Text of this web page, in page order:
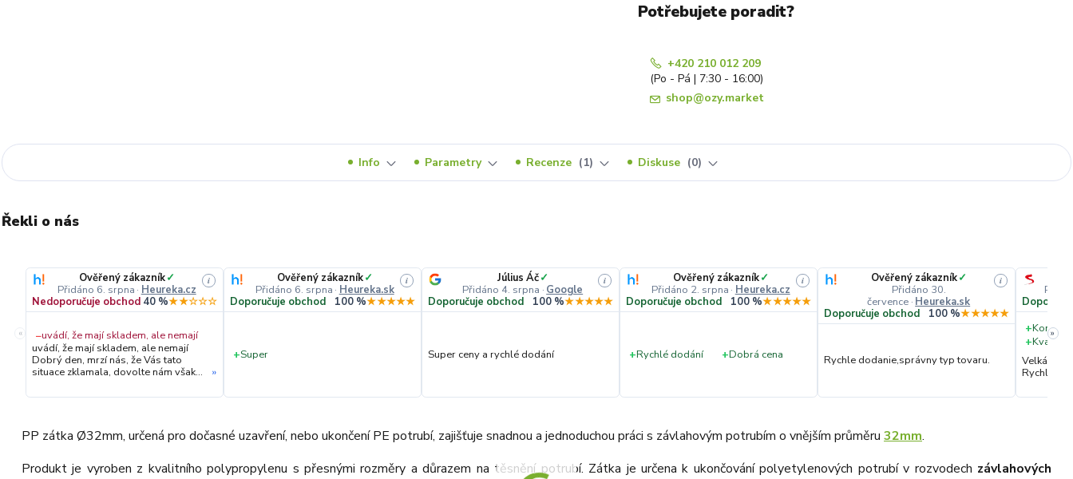
Potřebujete poradit?
+420 210 012 209
(Po - Pá | 7:30 - 16:00)
shop@ozy.market
Info Parametry Recenze 1 Diskuse 0
Řekli o nás
«
Ověřený zákazník✓
Přidáno 6. srpna · Heureka.cz
i
Nedoporučuje obchod 40 %★★☆☆☆
−uvádí, že mají skladem, ale nemají
uvádí, že mají skladem, ale nemají
Dobrý den, mrzí nás, že Vás tato
situace zklamala, dovolte nám však
objednávky. Hned druhý den ráno
neočekávaného výpadku zboží a ještě
prověřovali jeho dostupnost přímo u
dispozici ani u něj, museli jsme
»
Ověřený zákazník✓
Přidáno 6. srpna · Heureka.sk
i
Doporučuje obchod 100 %★★★★★
+Super
Július Áč✓
Přidáno 4. srpna · Google
i
Doporučuje obchod 100 %★★★★★
Super ceny a rychlé dodání
Ověřený zákazník✓
Přidáno 2. srpna · Heureka.cz
i
Doporučuje obchod 100 %★★★★★
+Rychlé dodání +Dobrá cena
Ověřený zákazník✓
Přidáno 30.
července · Heureka.sk
i
Doporučuje obchod 100 %★★★★★
Rychle dodanie,správny typ tovaru.
+
+Kvalita
Velká
Rychlé
»
PP zátka Ø32mm, určená pro dočasné uzavření, nebo ukončení PE potrubí, zajišťuje snadnou a jednoduchou práci s závlahovým potrubím o vnějším průměru 32mm.
Produkt je vyroben z kvalitního polypropylenu s přesnými rozměry a důrazem na těsnění potrubí. Zátka je určena k ukončování polyetylenových potrubí v rozvodech závlahových